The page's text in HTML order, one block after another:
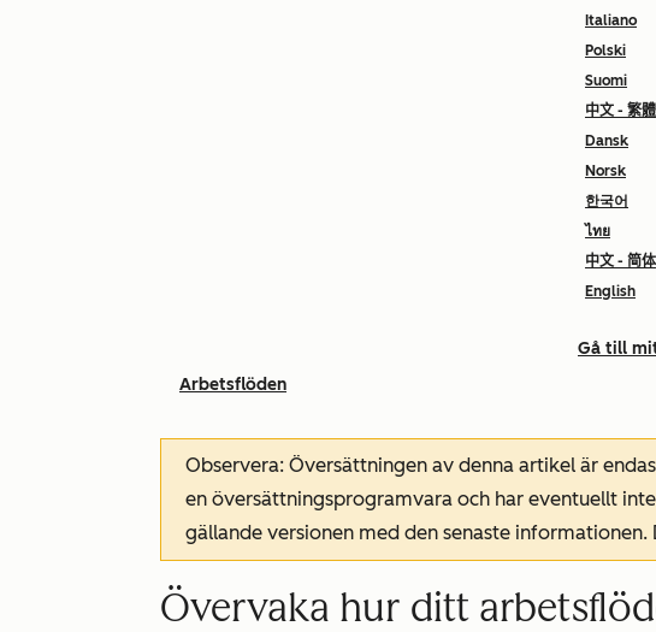
Italiano
Polski
Suomi
中文 - 繁體
Dansk
Norsk
한국어
ไทย
中文 - 简体
English
Gå till
Arbetsflöden
Observera: Översättningen av denna artikel är
en översättningsprogramvara och har eventuellt
gällande versionen med den senaste informationen.
Övervaka hur ditt